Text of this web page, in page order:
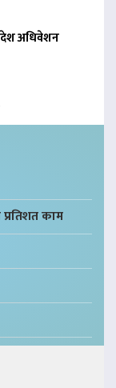
अधिवेशन
काम